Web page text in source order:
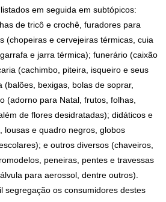
em seguida em subtópicos:
de tricô e crochê, furadores para
(chopeiras e cervejeiras térmicas, cuia
e jarra térmica); funerário (caixão
(cachimbo, piteira, isqueiro e seus
bexigas, bolas de soprar,
(adorno para Natal, frutos, folhas,
de flores desidratadas); didáticos e
lousas e quadro negros, globos
e outros diversos (chaveiros,
peneiras, pentes e travessas
para aerossol, dentre outros).
segregação os consumidores destes